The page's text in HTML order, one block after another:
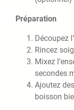
Préparation
Découpez
Rincez
Mixez
secondes
Ajoutez
boisson